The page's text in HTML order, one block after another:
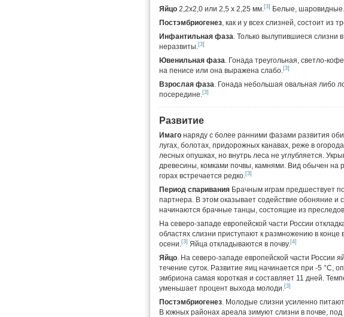
Яйцо 2,2х2,0 или 2,5 х 2,25 мм.[3] Белые, шаровидные.
Постэмбриогенез, как и у всех слизней, состоит из
Инфантильная фаза. Только вылупившиеся слизни
неразвиты.[3]
Ювенильная фаза. Гонада треугольная, светло-
на пенисе или она выражена слабо.[3]
Взрослая фаза. Гонада небольшая овальная либо
посередине.[3]
Развитие
Имаго наряду с более ранними фазами развития
лугах, болотах, придорожных канавах, реже в
лесных опушках, но внутрь леса не углубляется.
древесины, комками почвы, камнями. Вид обычен на
горах встречается редко.[3]
Период спаривания Брачным играм предшествует
партнера. В этом оказывает содействие обоняние и
начинаются брачные танцы, состоящие из
На северо-западе европейской части России
областях слизни приступают к размножению в
осени.[3] Яйца откладываются в почву.[4]
Яйцо. На северо-западе европейской части России
течение суток. Развитие яиц начинается при -5 °C,
эмбриона самая короткая и составляет 11 дней.
уменьшает процент выхода молоди.[3]
Постэмбриогенез. Молодые слизни усиленно
В южных районах ареала зимуют слизни в почве,